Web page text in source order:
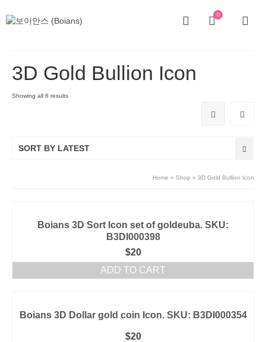
0
3D Gold Bullion Icon
Showing all 6 results
SORT BY LATEST
Home » Shop » 3D Gold Bullion Icon
Boians 3D Sort Icon set of goldeuba. SKU:
B3DI000398
$20
ADD TO CART
Boians 3D Dollar gold coin Icon. SKU: B3DI000354
$20